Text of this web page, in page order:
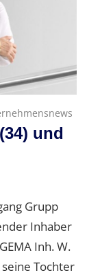
und
Grupp
Inhaber
Inh. W.
seine Tochter